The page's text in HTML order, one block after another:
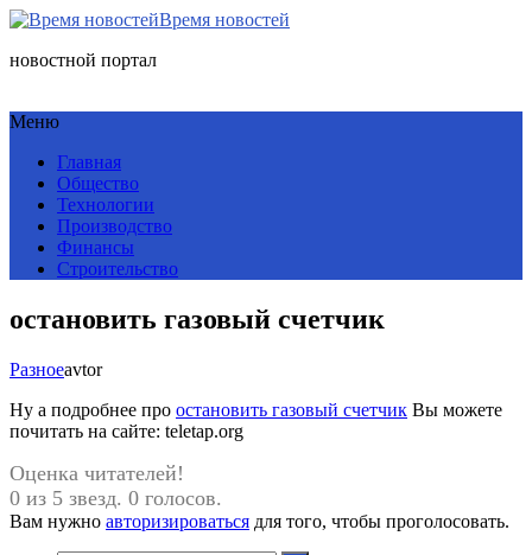
Время новостей
новостной портал
Меню
Главная
Общество
Технологии
Производство
Финансы
Строительство
остановить газовый счетчик
Разноеavtor
Ну а подробнее про остановить газовый счетчик Вы можете
почитать на сайте: teletap.org
Оценка читателей!
0 из 5 звезд. 0 голосов.
Вам нужно авторизироваться для того, чтобы проголосовать.